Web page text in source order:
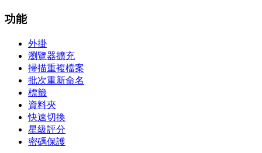
功能
外掛
瀏覽器擴充
掃描重複檔案
批次重新命名
標籤
資料夾
快速切換
星級評分
密碼保護